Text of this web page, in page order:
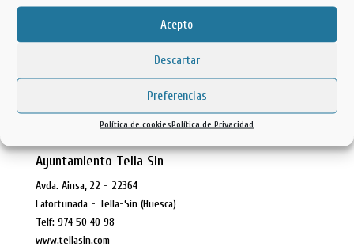
Acepto
Descartar
Preferencias
Política de cookiesPolítica de Privacidad
julio 21, 2022
REVERSION RIO DUERO
Etiquetas
Ayuntamiento Tella Sin
Avda. Ainsa, 22 - 22364
Lafortunada - Tella-Sin (Huesca)
Telf: 974 50 40 98
www.tellasin.com